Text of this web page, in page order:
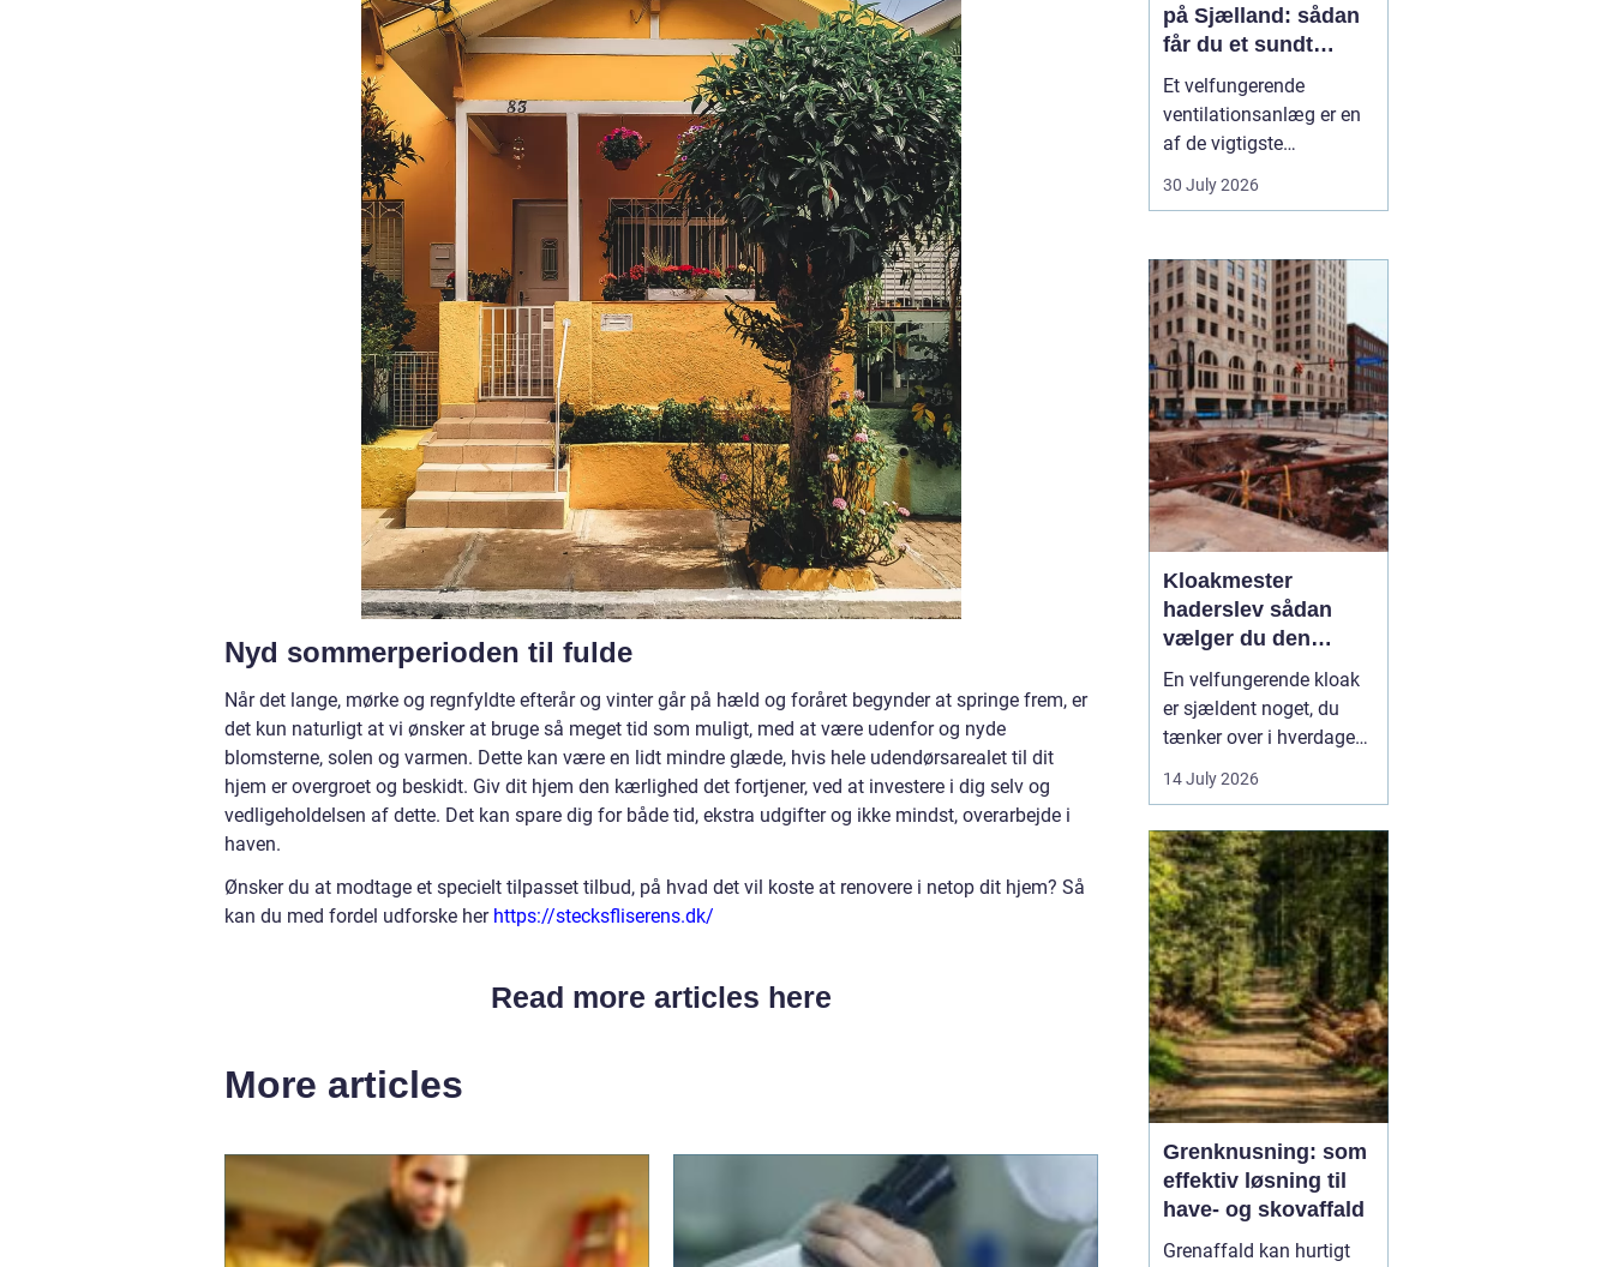
Nyd sommerperioden til fulde
Når det lange, mørke og regnfyldte efterår og vinter går på hæld og foråret begynder at springe frem, er
det kun naturligt at vi ønsker at bruge så meget tid som muligt, med at være udenfor og nyde
blomsterne, solen og varmen. Dette kan være en lidt mindre glæde, hvis hele udendørsarealet til dit
hjem er overgroet og beskidt. Giv dit hjem den kærlighed det fortjener, ved at investere i dig selv og
vedligeholdelsen af dette. Det kan spare dig for både tid, ekstra udgifter og ikke mindst, overarbejde i
haven.
Ønsker du at modtage et specielt tilpasset tilbud, på hvad det vil koste at renovere i netop dit hjem? Så
kan du med fordel udforske her https://stecksfliserens.dk/
Read more articles here
More articles
på Sjælland: sådan
får du et sundt
indeklima
Et velfungerende
ventilationsanlæg er en
af de vigtigste
forudsætninger for et
sundt og behageligt
boligen eller på
arbejdspladsen bliver
tung, fugtig eller for
varm, påvirker det både
komfo...
30 July 2026
Kloakmester
haderslev sådan
vælger du den
rigtige fagmand
En velfungerende kloak
er sjældent noget, du
tænker over i hverdagen.
Men når vandet
pludselig står i kælderen,
bliver behovet for en
kompetent kloakmester
meget tydeligt. I
Haderslev og omegn er
der flere muligheder,
men...
14 July 2026
Grenknusning: som
effektiv løsning til
have- og skovaffald
Grenaffald kan hurtigt